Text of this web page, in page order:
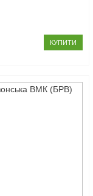
КУПИТИ